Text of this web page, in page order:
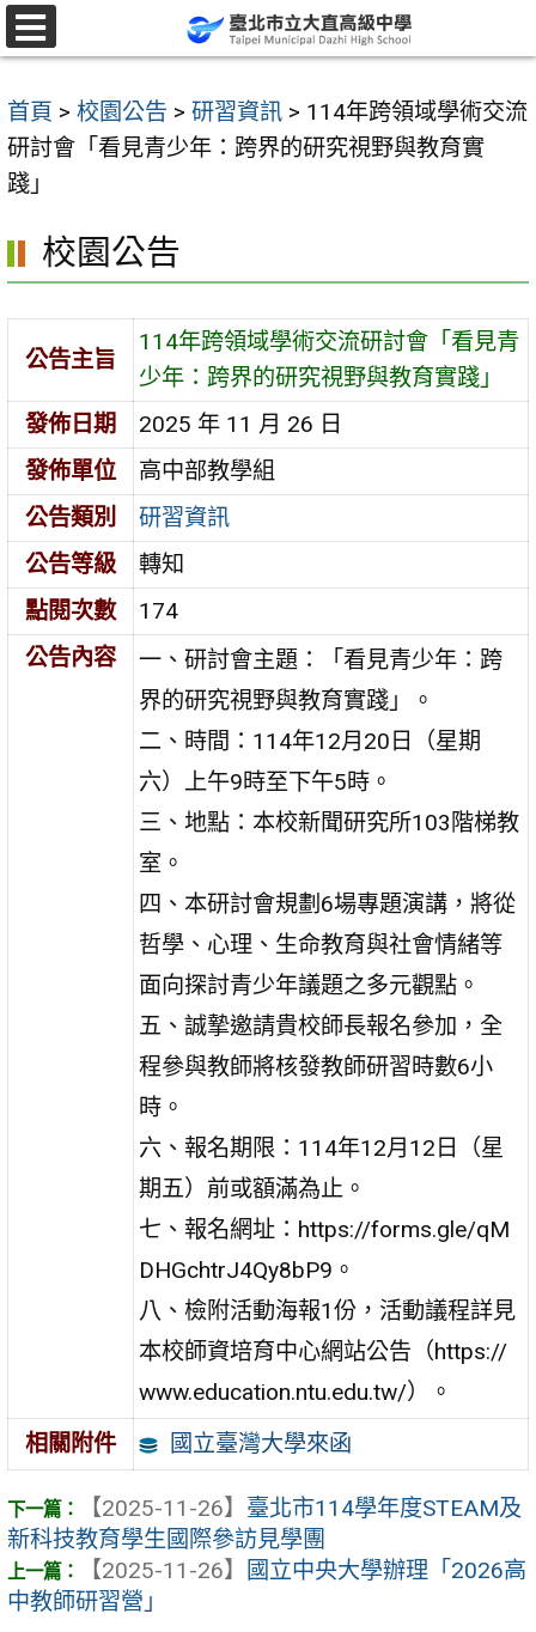
跳
至
要
內
容
首頁 > 校園公告 > 研習資訊 > 114年跨領域學術交流
研討會「看見青少年：跨界的研究視野與教育實
踐」
校園公告
公告主旨
114年跨領域學術交流研討會「看見青
少年：跨界的研究視野與教育實踐」
發佈日期
2025 年 11 月 26 日
發佈單位
高中部教學組
公告類別
研習資訊
公告等級
轉知
點閱次數
174
公告內容
一、研討會主題：「看見青少年：跨
界的研究視野與教育實踐」。
二、時間：114年12月20日（星期
六）上午9時至下午5時。
三、地點：本校新聞研究所103階梯教
室。
四、本研討會規劃6場專題演講，將從
哲學、心理、生命教育與社會情緒等
面向探討青少年議題之多元觀點。
五、誠摯邀請貴校師長報名參加，全
程參與教師將核發教師研習時數6小
時。
六、報名期限：114年12月12日（星
期五）前或額滿為止。
七、報名網址：https://forms.gle/qM
DHGchtrJ4Qy8bP9。
八、檢附活動海報1份，活動議程詳見
本校師資培育中心網站公告（https://
www.education.ntu.edu.tw/）。
相關附件
國立臺灣大學來函
【2025-11-26】 臺北市114學年度STEAM及
新科技教育學生國際參訪見學團
【2025-11-26】
國立中央大學辦理「2026高
中教師研習營」
選
單